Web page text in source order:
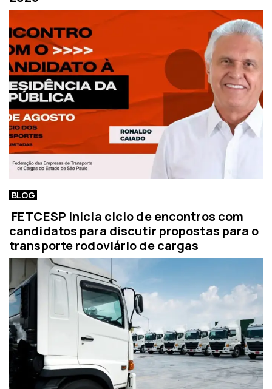
BLOG
FETCESP inicia ciclo de encontros com
candidatos para discutir propostas para o
transporte rodoviário de cargas